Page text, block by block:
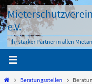
Zum
Inhalt
springen
e.V.
Ihr starker Partner in allen
StartBeratungsstellen